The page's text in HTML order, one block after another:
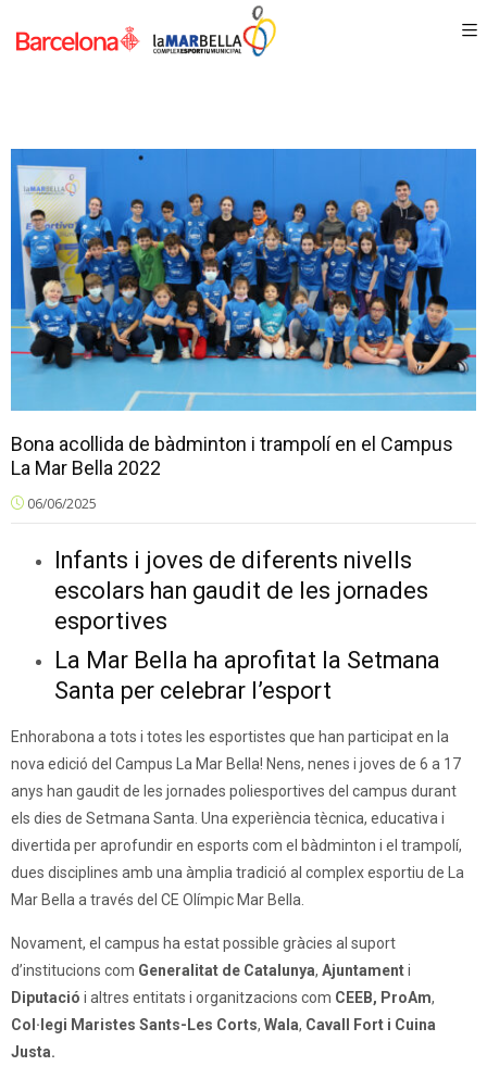
Bona acollida de bàdminton i trampolí en el Campus
La Mar Bella 2022
06/06/2025
Infants i joves de diferents nivells
escolars han gaudit de les jornades
esportives
La Mar Bella ha aprofitat la Setmana
Santa per celebrar l’esport
Enhorabona a tots i totes les esportistes que han participat en la
nova edició del Campus La Mar Bella! Nens, nenes i joves de 6 a 17
anys han gaudit de les jornades poliesportives del campus durant
els dies de Setmana Santa. Una experiència tècnica, educativa i
divertida per aprofundir en esports com el bàdminton i el trampolí,
dues disciplines amb una àmplia tradició al complex esportiu de La
Mar Bella a través del CE Olímpic Mar Bella.
Novament, el campus ha estat possible gràcies al suport
d’institucions com Generalitat de Catalunya, Ajuntamenti
Diputació i altres entitats i organitzacions com CEEB, ProAm,
Col·legi Maristes Sants-Les Corts, Wala, Cavall Fort i Cuina
Justa.